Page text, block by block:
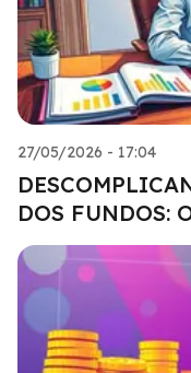
27/05/2026 - 17:04
DOS FUNDOS: